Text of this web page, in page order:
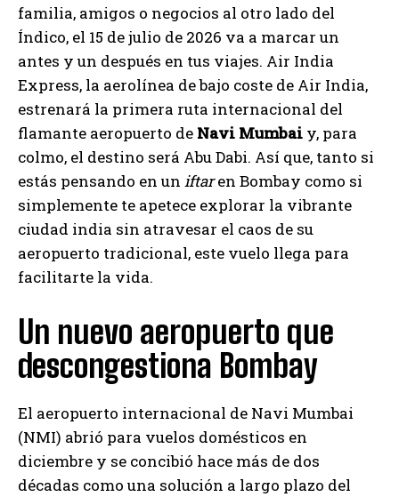
familia, amigos o negocios al otro lado del
Índico, el 15 de julio de 2026 va a marcar un
antes y un después en tus viajes. Air India
Express, la aerolínea de bajo coste de Air India,
estrenará la primera ruta internacional del
flamante aeropuerto de Navi Mumbai y, para
colmo, el destino será Abu Dabi. Así que, tanto si
estás pensando en un iftaren Bombay como si
simplemente te apetece explorar la vibrante
ciudad india sin atravesar el caos de su
aeropuerto tradicional, este vuelo llega para
facilitarte la vida.
Un nuevo aeropuerto que
descongestiona Bombay
El aeropuerto internacional de Navi Mumbai
(NMI) abrió para vuelos domésticos en
diciembre y se concibió hace más de dos
décadas como una solución a largo plazo del